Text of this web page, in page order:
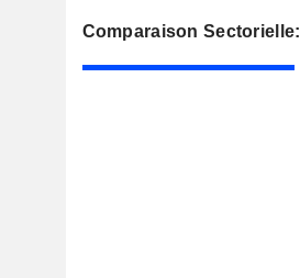
Comparaison Sectorielle: